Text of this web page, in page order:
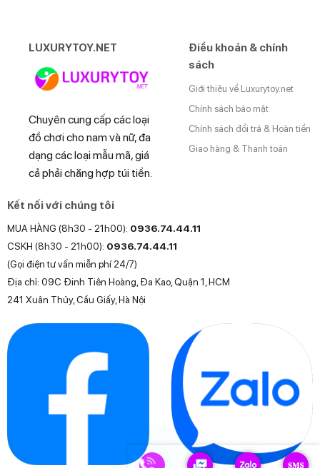
LUXURYTOY.NET
Chuyên cung cấp các loại
đồ chơi cho nam và nữ, đa
dạng các loại mẫu mã, giá
cả phải chăng hợp túi tiền.
Điều khoản & chính
sách
Giới thiệu về Luxurytoy.net
Chính sách bảo mật
Chính sách đổi trả & Hoàn tiền
Giao hàng & Thanh toán
Kết nối với chúng tôi
MUA HÀNG (8h30 - 21h00): 0936.74.44.11
CSKH (8h30 - 21h00): 0936.74.44.11
(Gọi điện tư vấn miễn phí 24/7)
Địa chỉ: 09C Đinh Tiên Hoàng, Đa Kao, Quận 1, HCM
241 Xuân Thủy, Cầu Giấy, Hà Nội